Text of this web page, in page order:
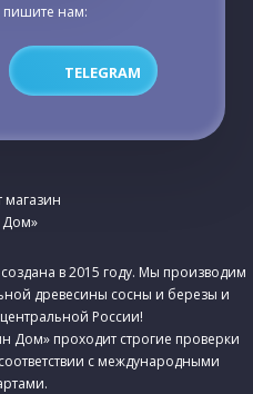
нам:
TELEGRAM
в 2015 году. Мы производим
древесины сосны и березы и
России!
Дом» проходит строгие проверки
с международными